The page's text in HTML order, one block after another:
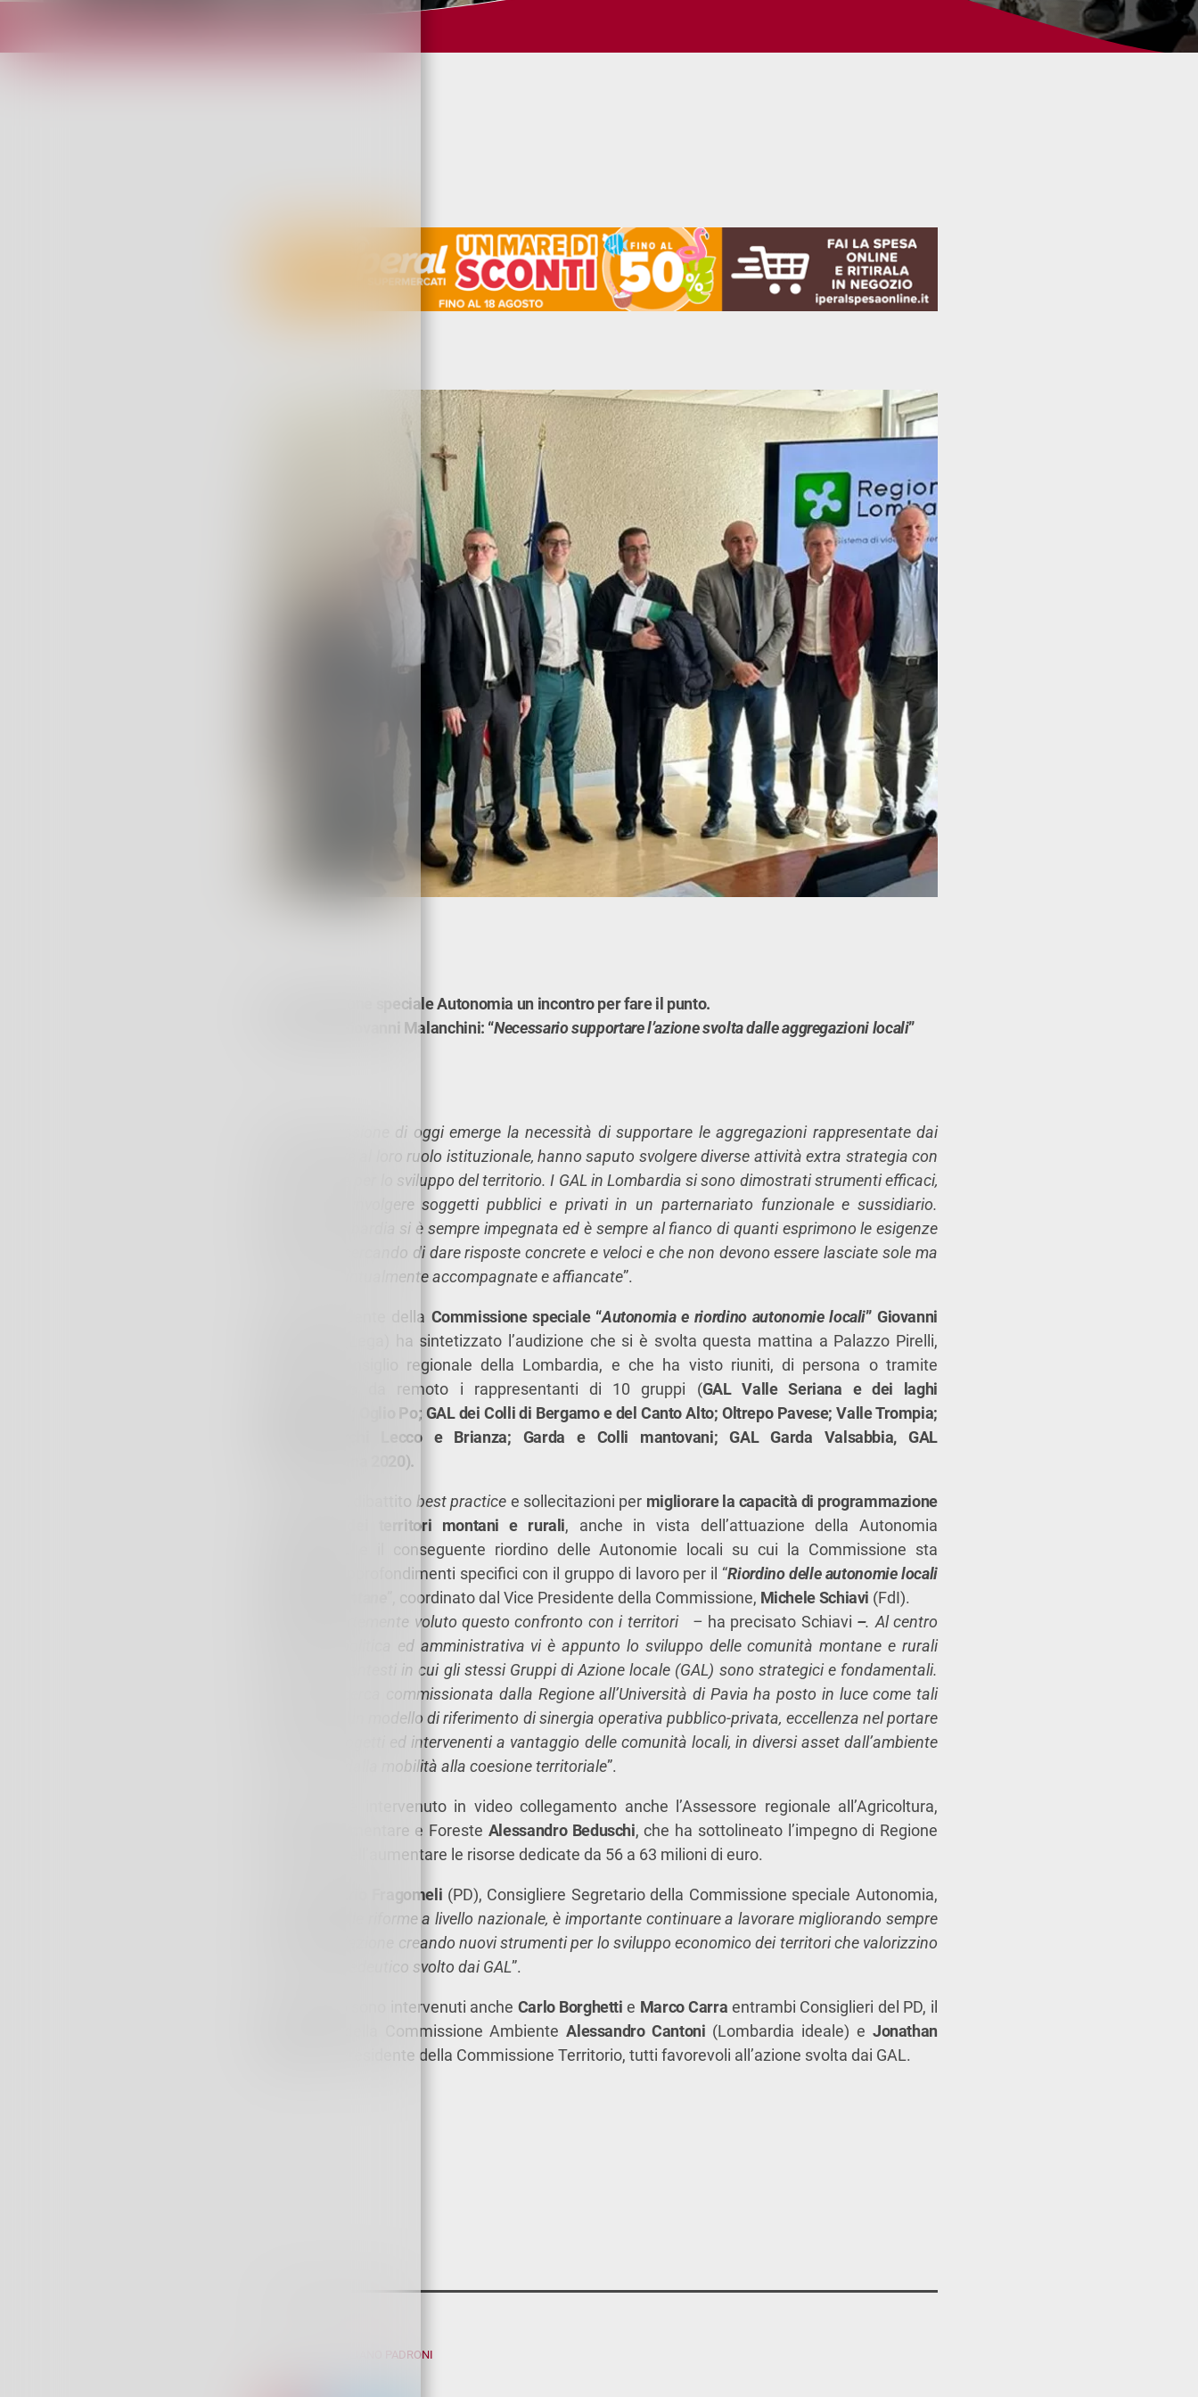
In Commissione speciale Autonomia un incontro per fare il punto.
Presidente Giovanni Malanchini: “Necessario supportare l’azione svolta dalle aggregazioni locali”
Dalla discussione di oggi emerge la necessità di supportare le aggregazioni rappresentate dai
GAL che, oltre al loro ruolo istituzionale, hanno saputo svolgere diverse attività extra strategia con
azioni mirate per lo sviluppo del territorio. I GAL in Lombardia si sono dimostrati strumenti efficaci,
capaci di coinvolgere soggetti pubblici e privati in un parternariato funzionale e sussidiario.
Regione Lombardia si è sempre impegnata ed è sempre al fianco di quanti esprimono le esigenze
dei territori, cercando di dare risposte concrete e veloci e che non devono essere lasciate sole ma
ogni volta puntualmente accompagnate e affiancate”.
Così il Presidente della Commissione speciale “Autonomia e riordino autonomie locali” Giovanni
(Lega) ha sintetizzato l’audizione che si è svolta questa mattina a Palazzo Pirelli,
sede del Consiglio regionale della Lombardia, e che ha visto riuniti, di persona o tramite
collegamento da remoto i rappresentanti di 10 gruppi (GAL Valle Seriana e dei laghi
bergamaschi; Oglio Po; GAL dei Colli di Bergamo e del Canto Alto; Oltrepo Pavese; Valle Trompia;
Quattro Parchi Lecco e Brianza; Garda e Colli mantovani; GAL Garda Valsabbia, GAL
Vallebrembana 2020).
Al centro del dibattito best practice e sollecitazioni per migliorare la capacità di programmazione
e sviluppo dei territori montani e rurali, anche in vista dell’attuazione della Autonomia
differenziata e il conseguente riordino delle Autonomie locali su cui la Commissione sta
svolgendo approfondimenti specifici con il gruppo di lavoro per il “Riordino delle autonomie locali
”, coordinato dal Vice Presidente della Commissione, Michele Schiavi (FdI).
Abbiamo fortemente voluto questo confronto con i territori – ha precisato Schiavi –. Al centro
dell’azione politica ed amministrativa vi è appunto lo sviluppo delle comunità montane e rurali
periferiche, contesti in cui gli stessi Gruppi di Azione locale (GAL) sono strategici e fondamentali.
La stessa ricerca commissionata dalla Regione all’Università di Pavia ha posto in luce come tali
realtà siano un modello di riferimento di sinergia operativa pubblico-privata, eccellenza nel portare
a termine progetti ed intervenenti a vantaggio delle comunità locali, in diversi asset dall’ambiente
alla cultura, dalla mobilità alla coesione territoriale”.
Al dibattito è intervenuto in video collegamento anche l’Assessore regionale all’Agricoltura,
Sovranità alimentare e Foreste Alessandro Beduschi, che ha sottolineato l’impegno di Regione
Lombardia nell’aumentare le risorse dedicate da 56 a 63 milioni di euro.
Gian Mario Fragomeli (PD), Consigliere Segretario della Commissione speciale Autonomia,
in attesa delle riforme a livello nazionale, è importante continuare a lavorare migliorando sempre
più la negoziazione creando nuovi strumenti per lo sviluppo economico dei territori che valorizzino
il lavoro propedeutico svolto dai GAL”.
Nel dibattito sono intervenuti anche Carlo Borghetti e Marco Carra entrambi Consiglieri del PD, il
Presidente della Commissione AmbienteAlessandro Cantoni (Lombardia ideale) e Jonathan
(FI), Presidente della Commissione Territorio, tutti favorevoli all’azione svolta dai GAL.
GIULIANO PADRONI